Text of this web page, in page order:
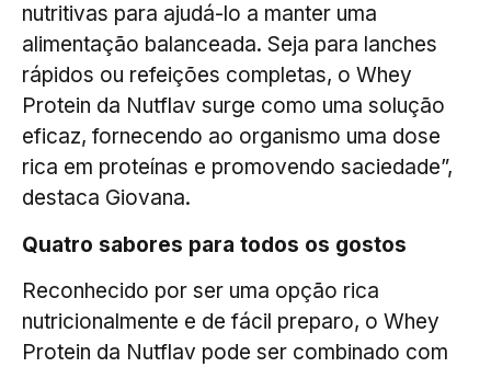
nutritivas para ajudá-lo a manter uma
alimentação balanceada. Seja para lanches
rápidos ou refeições completas, o Whey
Protein da Nutflav surge como uma solução
eficaz, fornecendo ao organismo uma dose
rica em proteínas e promovendo saciedade”,
destaca Giovana.
Quatro sabores para todos os gostos
Reconhecido por ser uma opção rica
nutricionalmente e de fácil preparo, o Whey
Protein da Nutflav pode ser combinado com